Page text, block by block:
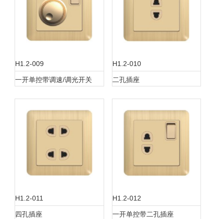
H1.2-009
一开单控带调速/调光开关
H1.2-010
二孔插座
H1.2-011
四孔插座
H1.2-012
一开单控带二孔插座